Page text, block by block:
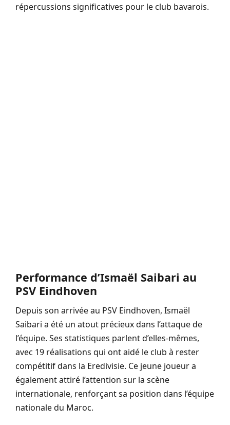
répercussions significatives pour le club bavarois.
Performance d’Ismaël Saibari au
PSV Eindhoven
Depuis son arrivée au PSV Eindhoven, Ismaël
Saibari a été un atout précieux dans l’attaque de
l’équipe. Ses statistiques parlent d’elles-mêmes,
avec 19 réalisations qui ont aidé le club à rester
compétitif dans la Eredivisie. Ce jeune joueur a
également attiré l’attention sur la scène
internationale, renforçant sa position dans l’équipe
nationale du Maroc.